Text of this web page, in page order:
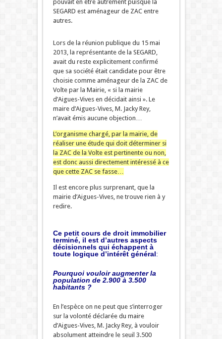
pouvait en être autrement puisque la
SEGARD est aménageur de ZAC entre
autres.
Lors de la réunion publique du 15 mai
2013, la représentante de la SEGARD,
avait du reste explicitement confirmé
que sa société était candidate pour être
choisie comme aménageur de la ZAC de
Volte par la Mairie, « si la mairie
d’Aigues-Vives en décidait ainsi ». Le
maire d’Aigues-Vives, M. Jacky Rey,
n’avait émis aucune objection…
L’organisme chargé, par la mairie, de
réaliser une étude qui doit déterminer si
la ZAC de la Volte est pertinente ou non,
est donc aussi directement intéressé à ce
que cette ZAC se fasse…
Il est encore plus surprenant, que la
mairie d’Aigues-Vives, ne trouve rien à y
redire.
Ce petit cours de droit immobilier
terminé, il est d’autres aspects
décisionnels qui échappent à
toute logique d’intérêt général:
Pourquoi vouloir augmenter la
population de 2.900 à 3.500
habitants ?
En l’espèce on ne peut que s’interroger
sur la volonté déclarée du maire
d’Aigues-Vives, M. Jacky Rey, à vouloir
absolument atteindre le seuil 3.500